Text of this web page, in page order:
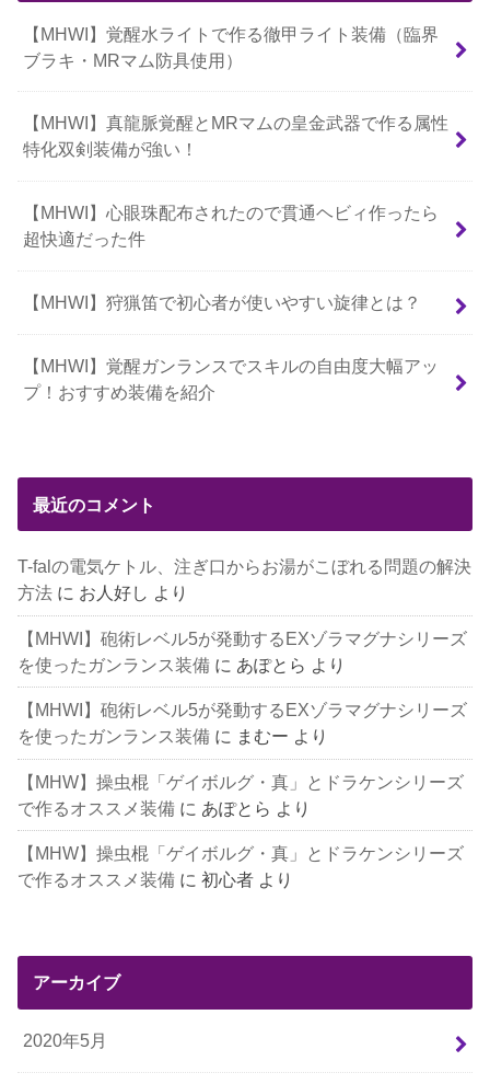
【MHWI】覚醒水ライトで作る徹甲ライト装備（臨界
ブラキ・MRマム防具使用）
【MHWI】真龍脈覚醒とMRマムの皇金武器で作る属性
特化双剣装備が強い！
【MHWI】心眼珠配布されたので貫通ヘビィ作ったら
超快適だった件
【MHWI】狩猟笛で初心者が使いやすい旋律とは？
【MHWI】覚醒ガンランスでスキルの自由度大幅アッ
プ！おすすめ装備を紹介
最近のコメント
T-falの電気ケトル、注ぎ口からお湯がこぼれる問題の解決
方法 に お人好し より
【MHWI】砲術レベル5が発動するEXゾラマグナシリーズ
を使ったガンランス装備 に あぽとら より
【MHWI】砲術レベル5が発動するEXゾラマグナシリーズ
を使ったガンランス装備 に まむー より
【MHW】操虫棍「ゲイボルグ・真」とドラケンシリーズ
で作るオススメ装備 に あぽとら より
【MHW】操虫棍「ゲイボルグ・真」とドラケンシリーズ
で作るオススメ装備 に初心者 より
アーカイブ
2020年5月